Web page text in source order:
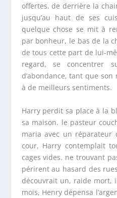
offertes. de derrière la
jusqu’au haut de ses
quelque chose se mit à
par bonheur, le bas de la
de tous cette part de lui-
regard, se concentrer
d’abondance, tant que
à de meilleurs sentiments.
Harry perdit sa place à la
sa maison. le pasteur
maria avec un réparateur
cour, Harry contemplait
cages vides. ne trouvant
périrent au hasard des
découvrait un, raide mort,
mois, Henry dépensa